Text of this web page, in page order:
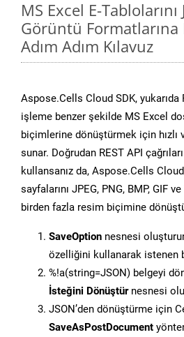
MS Excel E-Tablolarını
Görüntü
Adım Adım Kılavuz
Aspose.Cells Cloud SDK,
işleme benzer şekilde MS Excel
biçimlerine dönüştürmek için hızlı
sunar. Doğrudan REST API
kullansanız da, Aspose.Cells Cloud
sayfalarını JPEG, PNG, BMP, GIF
birden fazla resim biçimine
SaveOption nesnesi
özelliğini kullanarak istenen
%!a(string=JSON) belgeyi
İsteğini Dönüştürnesnesi
JSON’den dönüştürme için
SaveAsPostDocument